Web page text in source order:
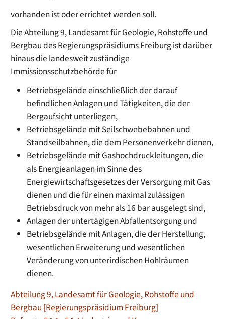
vorhanden ist oder errichtet werden soll.
Die Abteilung 9, Landesamt für Geologie, Rohstoffe und
Bergbau des Regierungspräsidiums Freiburg ist darüber
hinaus die landesweit zuständige
Immissionsschutzbehörde für
Betriebsgelände einschließlich der darauf
befindlichen Anlagen und Tätigkeiten, die der
Bergaufsicht unterliegen,
Betriebsgelände mit Seilschwebebahnen und
Standseilbahnen, die dem Personenverkehr dienen,
Betriebsgelände mit Gashochdruckleitungen, die
als Energieanlagen im Sinne des
Energiewirtschaftsgesetzes der Versorgung mit Gas
dienen und die für einen maximal zulässigen
Betriebsdruck von mehr als 16 bar ausgelegt sind,
Anlagen der untertägigen Abfallentsorgung und
Betriebsgelände mit Anlagen, die der Herstellung,
wesentlichen Erweiterung und wesentlichen
Veränderung von unterirdischen Hohlräumen
dienen.
Abteilung 9, Landesamt für Geologie, Rohstoffe und
Bergbau [Regierungspräsidium Freiburg]